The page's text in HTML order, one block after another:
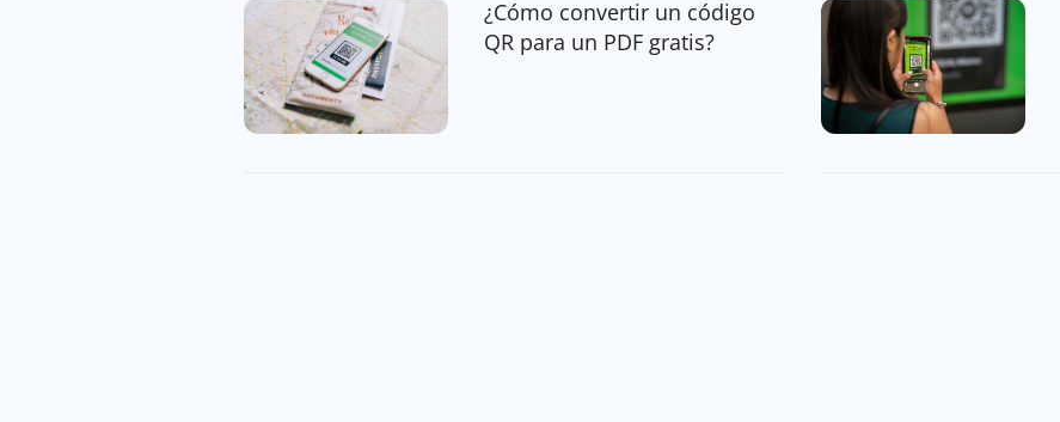
¿Cómo convertir un código
QR para un PDF gratis?